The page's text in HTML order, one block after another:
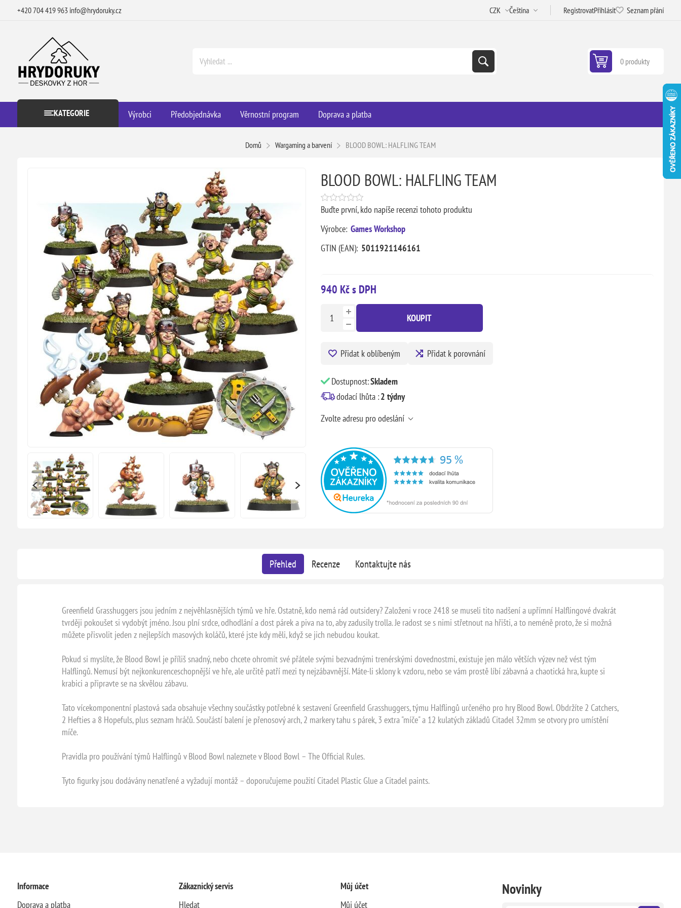
+420 704 419 963 info@hrydoruky.cz RegistrovatPřihlásit Seznam přání
0 produkty
KATEGORIE Výrobci Předobjednávka Věrnostní program Doprava a platba
Domů Wargaming a barvení BLOOD BOWL: HALFLING TEAM
BLOOD BOWL: HALFLING TEAM
Buďte první, kdo napíše recenzi tohoto produktu
Výrobce: Games Workshop
GTIN (EAN): 5011921146161
940 Kč s DPH
KOUPIT
Přidat k oblíbeným Přidat k porovnání
Dostupnost:Skladem
dodací lhůta :2 týdny
Zvolte adresu pro odeslání
Přehled Recenze Kontaktujte nás
Greenfield Grasshuggers jsou jedním z nejvěhlasnějších týmů ve hře. Ostatně, kdo nemá rád outsidery? Založeni v roce 2418 se museli tito nadšení a upřímní Halflingové dvakrát
tvrději pokoušet si vydobýt jméno. Jsou plní srdce, odhodlání a dost párek a piva na to, aby zadusily trolla. Je radost se s nimi střetnout na hřišti, a to neméně proto, že si možná
můžete přisvolit jeden z nejlepších masových koláčů, které jste kdy měli, když se jich nebudou koukat.
Pokud si myslíte, že Blood Bowl je příliš snadný, nebo chcete ohromit své přátele svými bezvadnými trenérskými dovednostmi, existuje jen málo větších výzev než vést tým
Halflingů. Nemusí být nejkonkurenceschopnější ve hře, ale určitě patří mezi ty nejzábavnější. Máte-li sklony k vzdoru, nebo se vám prostě líbí zábavná a chaotická hra, kupte si
krabici a připravte se na skvělou zábavu.
Tato vícekomponentní plastová sada obsahuje všechny součástky potřebné k sestavení Greenfield Grasshuggers, týmu Halflingů určeného pro hry Blood Bowl. Obdržíte 2 Catchers,
2 Hefties a 8 Hopefuls, plus seznam hráčů. Součástí balení je přenosový arch, 2 markery tahu s párek, 3 extra "míče" a 12 kulatých základů Citadel 32mm se otvory pro umístění
míče.
Pravidla pro používání týmů Halflingů v Blood Bowl naleznete v Blood Bowl – The Official Rules.
Tyto figurky jsou dodávány nenatřené a vyžadují montáž – doporučujeme použití Citadel Plastic Glue a Citadel paints.
Informace
Doprava a platba
Zákaznický servis
Hledat
Můj účet
Můj účet
Novinky